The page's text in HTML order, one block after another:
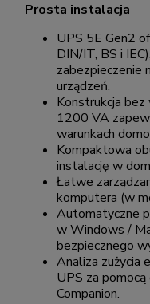
Prosta instalacja
UPS 5E Gen2
DIN/IT, BS i
zabezpieczenie
urządzeń.
Konstrukcja
1200 VA
warunkach
Kompaktowa
instalację w
Łatwe
komputera (w
Automatyczne
w Windows /
bezpiecznego
Analiza zużycia
UPS za
Companion.